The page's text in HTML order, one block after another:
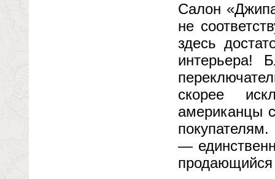
Салон
не
здесь
интерьера!
скорее
американцы
—
продающийся